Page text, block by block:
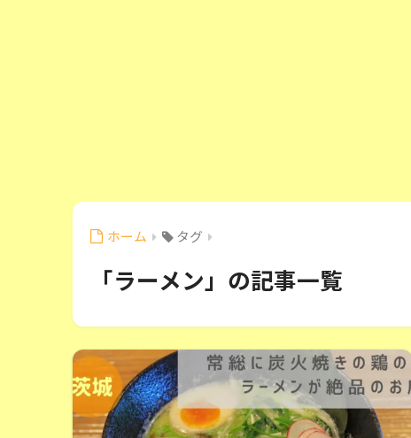
ホーム タグ
「ラーメン」の記事一覧